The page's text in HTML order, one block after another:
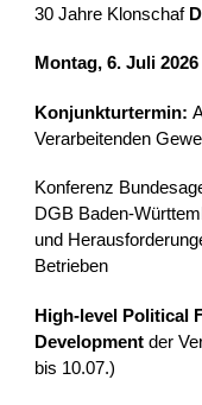
30 Jahre Klonschaf
Montag, 6. Juli 2026
Konjunkturtermin:
Verarbeitenden
Konferenz
DGB Baden-
und
Betrieben
High-level Political
Development der
bis 10.07.)